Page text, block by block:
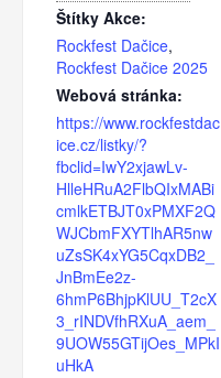
Štítky Akce:
Rockfest Dačice,
Rockfest Dačice 2025
Webová stránka:
https://www.rockfestdac
ice.cz/listky/?
fbclid=IwY2xjawLv-
HlleHRuA2FlbQIxMABi
cmlkETBJT0xPMXF2Q
WJCbmFXYTlhAR5nw
uZsSK4xYG5CqxDB2_
JnBmEe2z-
6hmP6BhjpKlUU_T2cX
3_rINDVfhRXuA_aem_
9UOW55GTijOes_MPkI
uHkA